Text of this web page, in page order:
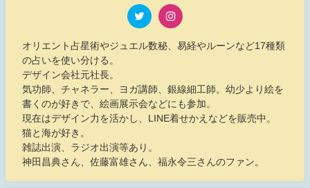
オリエント占星術やジュエル数秘、易経やルーンなど17種類
の占いを使い分ける。
デザイン会社元社長。
気功師、チャネラー、ヨガ講師、銀線細工師。幼少より絵を
書くのが好きで、絵画展示会などにも参加。
現在はデザイン力を活かし、LINE着せかえなどを販売中。
猫と海が好き。
雑誌出演、ラジオ出演等あり。
神田昌典さん、佐藤富雄さん、福永令三さんのファン。